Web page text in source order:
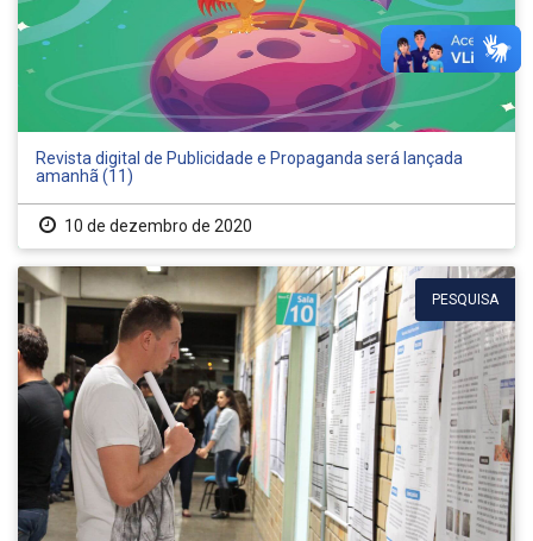
Revista digital de Publicidade e Propaganda será lançada
amanhã (11)
10 de dezembro de 2020
PESQUISA